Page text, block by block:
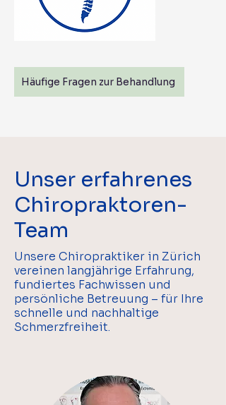
Häufige Fragen zur Behandlung
Unser erfahrenes
Chiropraktoren-
Team
Unsere Chiropraktiker in Zürich
vereinen langjährige Erfahrung,
fundiertes Fachwissen und
persönliche Betreuung – für Ihre
schnelle und nachhaltige
Schmerzfreiheit.